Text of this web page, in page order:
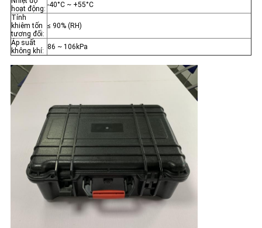
hoạt động: -40°C ~ +55°C
Tính
khiêm tốn
tương đối:
≤ 90% (RH)
Áp suất
không khí: 86 ~ 106kPa